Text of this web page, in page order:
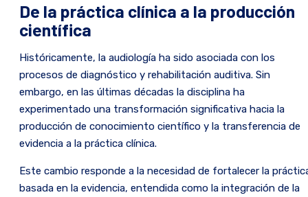
De la práctica clínica a la producción
científica
Históricamente, la audiología ha sido asociada con los
procesos de diagnóstico y rehabilitación auditiva. Sin
embargo, en las últimas décadas la disciplina ha
experimentado una transformación significativa hacia la
producción de conocimiento científico y la transferencia de
evidencia a la práctica clínica.
Este cambio responde a la necesidad de fortalecer la
basada en la evidencia, entendida como la integración de la